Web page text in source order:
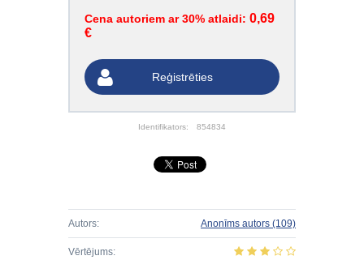
Cena autoriem ar 30% atlaidi: 0,69
€
Reģistrēties
Identifikators: 854834
Autors: Anonīms autors (109)
Vērtējums: